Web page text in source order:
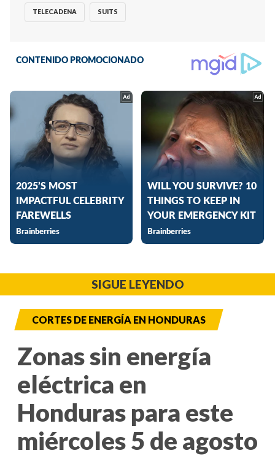
TELECADENA SUITS
SIGUE LEYENDO
CORTES DE ENERGÍA EN HONDURAS
Zonas sin energía
eléctrica en
Honduras para este
miércoles 5 de agosto